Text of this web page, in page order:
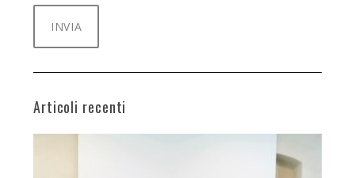
Articoli recenti